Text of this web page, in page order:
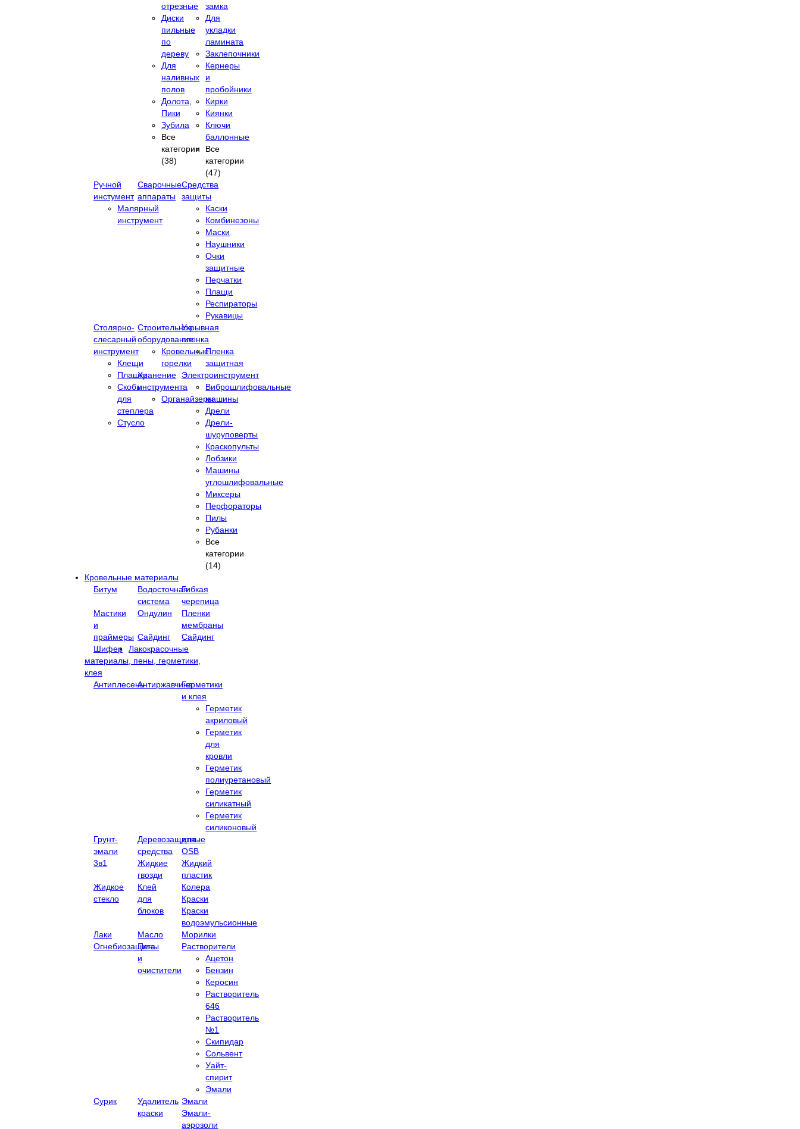
отрезные
Диски
пильные
по
дереву
Для
наливных
полов
Долота,
Пики
Зубила
Все
категории
(38)
замка
Для
укладки
ламината
Заклепочники
Кернеры
и
пробойники
Кирки
Киянки
Ключи
баллонные
Все
категории
(47)
Ручной
инстумент
Малярный
инструмент
Сварочные
аппараты
Средства
защиты
Каски
Комбинезоны
Маски
Наушники
Очки
защитные
Перчатки
Плащи
Респираторы
Рукавицы
Столярно-
слесарный
инструмент
Клещи
Плашки
Скобы
для
степлера
Стусло
Строительное
оборудование
Кровельные
горелки
Укрывная
пленка
Пленка
защитная
Хранение
инструмента
Органайзеры
Электроинструмент
Виброшлифовальные
машины
Дрели
Дрели-
шуруповерты
Краскопульты
Лобзики
Машины
углошлифовальные
Миксеры
Перфораторы
Пилы
Рубанки
Все
категории
(14)
Кровельные материалы
Битум
Водосточная
система
Гибкая
черепица
Мастики
и
праймеры
Ондулин
Пленки
мембраны
Сайдинг
Сайдинг
Шифер
Лакокрасочные
материалы, пены, герметики,
клея
АнтиплесеньАнтиржавчинаГерметики
и клея
Герметик
акриловый
Герметик
для
кровли
Герметик
полиуретановый
Герметик
силикатный
Герметик
силиконовый
Грунт-
эмали
3в1
Деревозащитные
средства
для
OSB
Жидкие
гвозди
Жидкий
пластик
Жидкое
стекло
Клей
для
блоков
Колера
Краски
Краски
водоэмульсионные
Лаки
Масло
Морилки
Огнебиозащита
Пены
и
очистители
Растворители
Ацетон
Бензин
Керосин
Растворитель
646
Растворитель
№1
Скипидар
Сольвент
Уайт-
спирит
Эмали
Сурик
Удалитель
краски
Эмали
Эмали-
аэрозоли